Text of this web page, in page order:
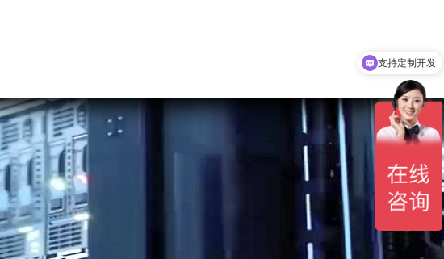
支持定制开发